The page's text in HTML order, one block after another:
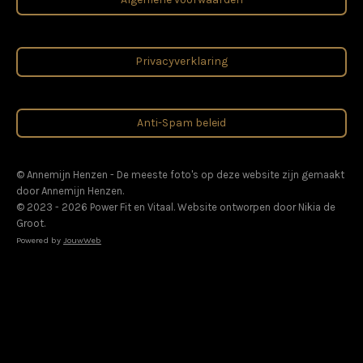
o
o
g
r
A
p
b
e
d
I
Privacyverklaring
Anti-Spam beleid
© Annemijn Henzen - De meeste foto's op deze website zijn gemaakt
door Annemijn Henzen.
© 2023 - 2026 Power Fit en Vitaal. Website ontworpen door Nikia de
Groot.
Powered by JouwWeb